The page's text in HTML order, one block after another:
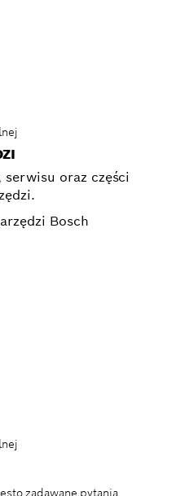
oraz części
Bosch
zadawane pytania